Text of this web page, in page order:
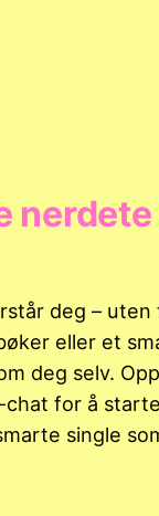
deg –
eller et
deg selv.
for å
single